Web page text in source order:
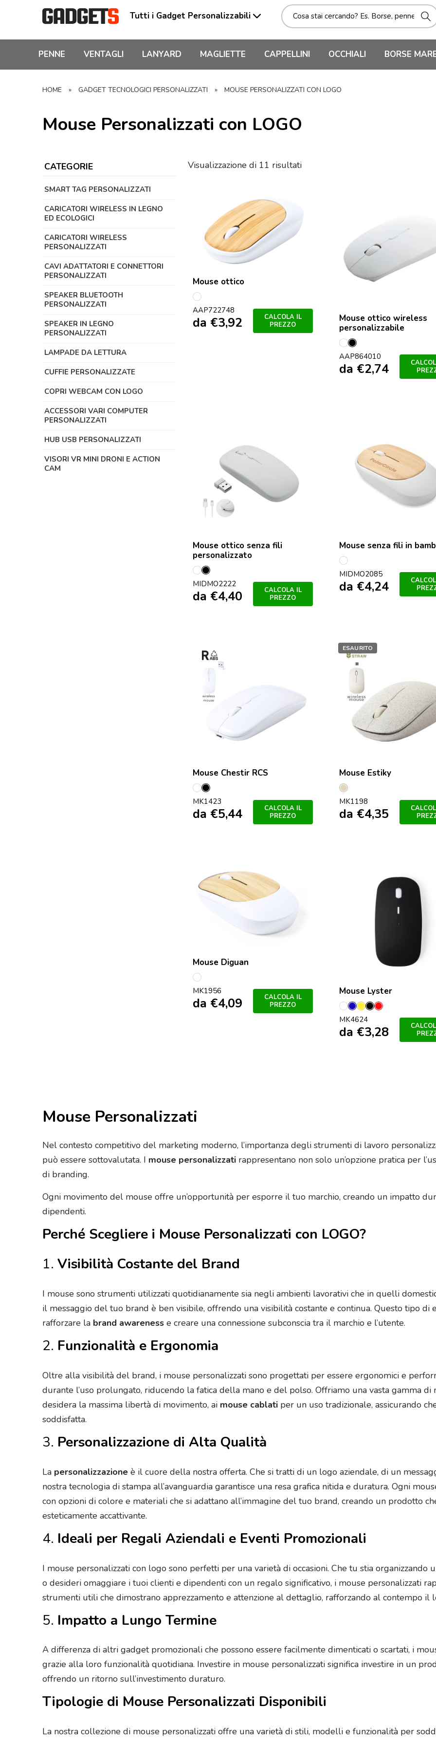
Tutti i Gadget Personalizzabili
PENNE VENTAGLI LANYARD MAGLIETTE CAPPELLINI OCCHIALI BORSE
HOME » GADGET TECNOLOGICI PERSONALIZZATI » MOUSE PERSONALIZZATI CON LOGO
Mouse Personalizzati con LOGO
CATEGORIE
SMART TAG PERSONALIZZATI
CARICATORI WIRELESS IN LEGNO
ED ECOLOGICI
CARICATORI WIRELESS
PERSONALIZZATI
CAVI ADATTATORI E CONNETTORI
PERSONALIZZATI
SPEAKER BLUETOOTH
PERSONALIZZATI
SPEAKER IN LEGNO
PERSONALIZZATI
LAMPADE DA LETTURA
CUFFIE PERSONALIZZATE
COPRI WEBCAM CON LOGO
ACCESSORI VARI COMPUTER
PERSONALIZZATI
HUB USB PERSONALIZZATI
VISORI VR MINI DRONI E ACTION
CAM
Visualizzazione di 11 risultati
Mouse ottico
multicolore
AAP722748
da €3,92
CALCOLA IL
PREZZO
Mouse ottico wireless
personalizzabile
Bianco
Nero
AAP864010
da €2,74
Mouse ottico senza fili
personalizzato
Bianco
Nero
MIDMO2222
da €4,40
CALCOLA IL
PREZZO
Mouse senza fili in
Bianco
MIDMO2085
da €4,24
Mouse Chestir RCS
Bianco
Nero
MK1423
da €5,44
CALCOLA IL
PREZZO
ESAURITO
Mouse Estiky
Naturale
MK1198
da €4,35
Mouse Diguan
S/C
MK1956
da €4,09
CALCOLA IL
PREZZO
Mouse Lyster
Bianco
BluGiallo
NeroRosso
MK4624
da €3,28
Mouse Personalizzati
Nel contesto competitivo del marketing moderno, l’importanza degli strumenti di lavoro
può essere sottovalutata. I mouse personalizzati rappresentano non solo un’opzione pratica per
di branding.
Ogni movimento del mouse offre un’opportunità per esporre il tuo marchio, creando un impatto
dipendenti.
Perché Scegliere i Mouse Personalizzati con LOGO?
1. Visibilità Costante del Brand
I mouse sono strumenti utilizzati quotidianamente sia negli ambienti lavorativi che in quelli
il messaggio del tuo brand è ben visibile, offrendo una visibilità costante e continua. Questo tipo di
rafforzare la brand awareness e creare una connessione subconscia tra il marchio e l’utente.
2. Funzionalità e Ergonomia
Oltre alla visibilità del brand, i mouse personalizzati sono progettati per essere ergonomici e
durante l’uso prolungato, riducendo la fatica della mano e del polso. Offriamo una vasta gamma di
desidera la massima libertà di movimento, ai mouse cablati per un uso tradizionale, assicurando
soddisfatta.
3. Personalizzazione di Alta Qualità
La personalizzazione è il cuore della nostra offerta. Che si tratti di un logo aziendale, di un
nostra tecnologia di stampa all’avanguardia garantisce una resa grafica nitida e duratura. Ogni
con opzioni di colore e materiali che si adattano all’immagine del tuo brand, creando un prodotto
esteticamente accattivante.
4. Ideali per Regali Aziendali e Eventi Promozionali
I mouse personalizzati con logo sono perfetti per una varietà di occasioni. Che tu stia organizzando
o desideri omaggiare i tuoi clienti e dipendenti con un regalo significativo, i mouse personalizzati
strumenti utili che dimostrano apprezzamento e attenzione al dettaglio, rafforzando al contempo il
5. Impatto a Lungo Termine
A differenza di altri gadget promozionali che possono essere facilmente dimenticati o scartati, i
grazie alla loro funzionalità quotidiana. Investire in mouse personalizzati significa investire in un
offrendo un ritorno sull’investimento duraturo.
Tipologie di Mouse Personalizzati Disponibili
La nostra collezione di mouse personalizzati offre una varietà di stili, modelli e funzionalità per